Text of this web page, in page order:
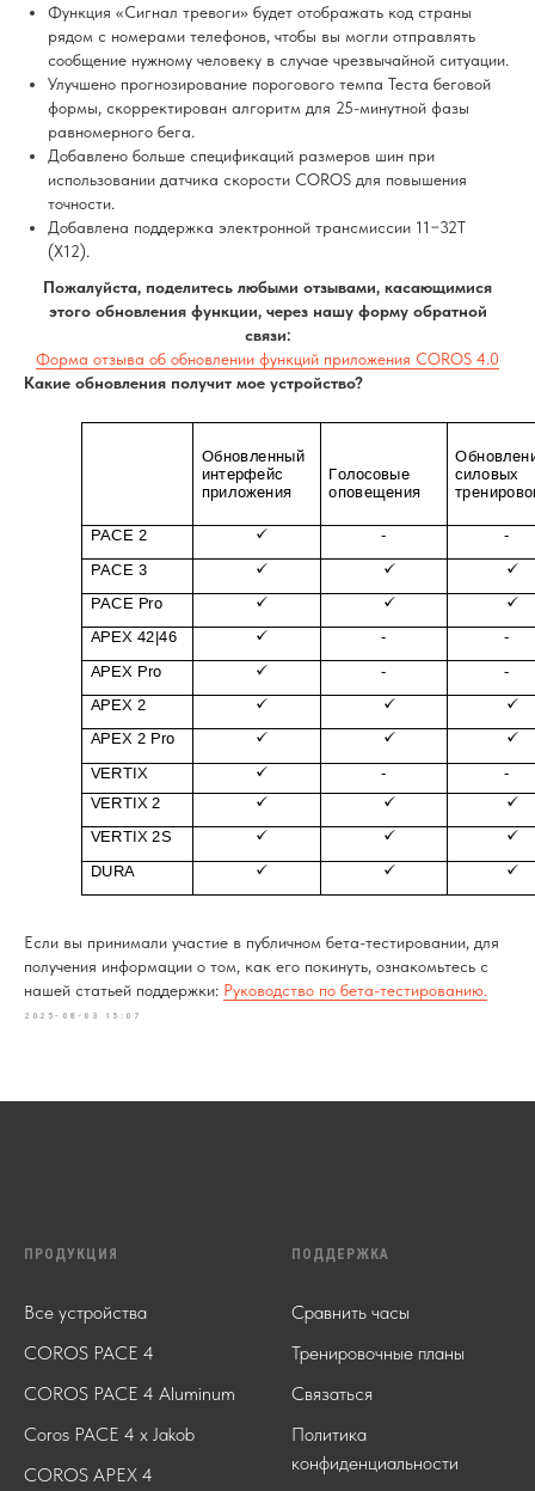
Функция «Сигнал тревоги» будет отображать код страны
рядом с номерами телефонов, чтобы вы могли отправлять
сообщение нужному человеку в случае чрезвычайной ситуации.
Улучшено прогнозирование порогового темпа Теста беговой
формы, скорректирован алгоритм для 25-минутной фазы
равномерного бега.
Добавлено больше спецификаций размеров шин при
использовании датчика скорости COROS для повышения
точности.
Добавлена поддержка электронной трансмиссии 11−32T
(X12).
Пожалуйста, поделитесь любыми отзывами, касающимися
этого обновления функции, через нашу форму обратной
связи:
Форма отзыва об обновлении функций приложения COROS 4.0
Какие обновления получит мое устройство?
Если вы принимали участие в публичном бета-тестировании, для
получения информации о том, как его покинуть, ознакомьтесь с
нашей статьей поддержки: Руководство по бета-тестированию.
2025-08-03 15:07
ПРОДУКЦИЯ
Все устройства
СOROS PACE 4
COROS PACE 4 Aluminum
Сoros PACE 4 x Jakob
COROS APEX 4
ПОДДЕРЖКА
Сравнить часы
Тренировочные планы
Связаться
Политика
конфиденциальности